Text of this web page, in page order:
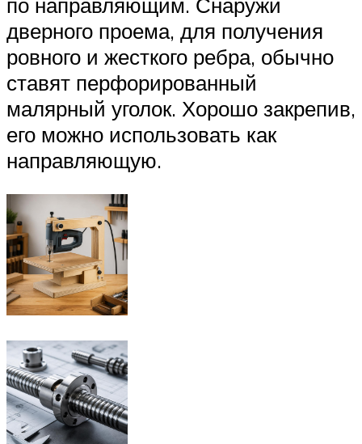
дверного проема, для получения
ровного и жесткого ребра, обычно
ставят перфорированный
малярный уголок. Хорошо закрепив,
его можно использовать как
направляющую.